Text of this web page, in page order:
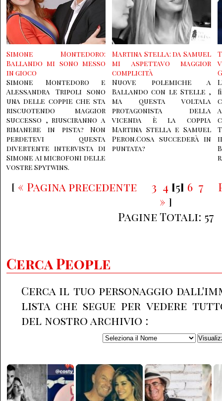
Simone Montedoro:
Ballando mi sono messo
in gioco
Simone Montedoro e
Alessandra Tripoli sono
una delle coppie che sta
riscuotendo maggior
successo , riusciranno a
rimanere in pista? Non
perdetevi questa
divertente intervista di
Simone ai microfoni delle
vostre Spytwins.
Martina Stella: da Samuel
mi aspettavo maggior
complicità
Nuove polemiche a
Ballando con le Stelle ,
ma questa voltala
protagonista della
vicenda è la coppia
Martina Stella e Samuel
Peron.Cosa succederà in
puntata?
[ « Pagina precedente 3 4 [5] 6 7
» ]
Pagine Totali: 57
Cerca People
Cerca il tuo personaggio
lista che segue per vedere
del nostro archivio :